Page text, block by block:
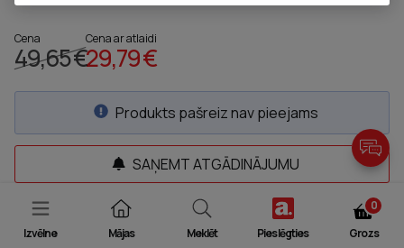
Izvēlne Mājas Meklēt Pieslēgties
0
Grozs
Cena
49,65 €
Cena ar atlaidi
29,79 €
Produkts pašreiz nav pieejams
SAŅEMT ATGĀDINĀJUMU
JAUTĀT FARMACEITAM